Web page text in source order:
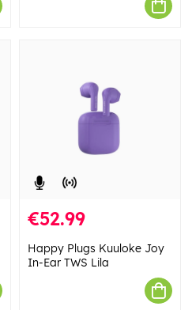
€52.99
Happy Plugs Kuuloke Joy
In-Ear TWS Lila